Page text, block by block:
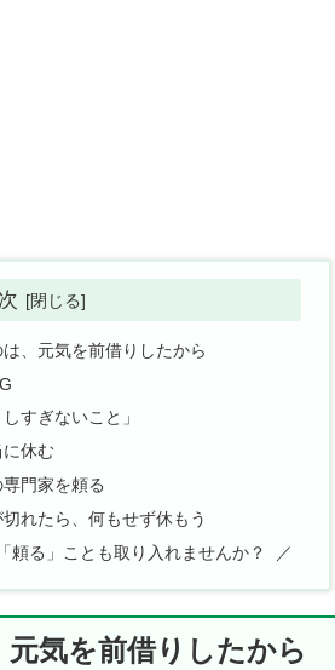
、元気を前借りしたから
すぎないこと」
休む
門家を頼る
れたら、何もせず休もう
頼る」ことも取り入れませんか？ ／
気を前借りしたから